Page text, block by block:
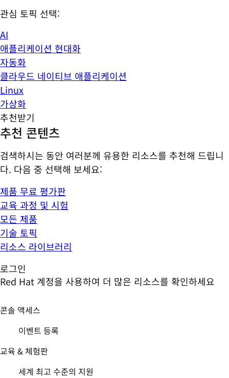
관심 토픽 선택:
AI
애플리케이션 현대화
자동화
클라우드 네이티브 애플리케이션
Linux
가상화
추천받기
추천 콘텐츠
검색하시는 동안 여러분께 유용한 리소스를 추천해 드립니
다. 다음 중 선택해 보세요:
제품 무료 평가판
교육 과정 및 시험
모든 제품
기술 토픽
리소스 라이브러리
로그인
Red Hat 계정을 사용하여 더 많은 리소스를 확인하세요
콘솔 액세스
이벤트 등록
교육 & 체험판
세계 최고 수준의 지원